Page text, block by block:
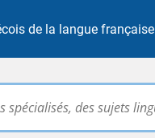
de la langue française